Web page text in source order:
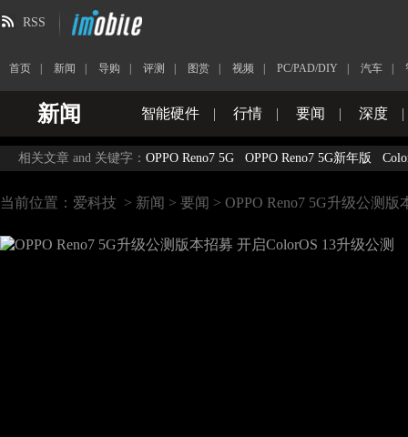
RSS
首页 新闻 导购 评测 图赏 视频 PC/PAD/DIY 汽车
新闻 智能硬件 | 行情 | 要闻 | 深度 |
相关文章 and 关键字： OPPO Reno7 5G OPPO Reno7 5G新年版
当前位置： 爱科技 > 新闻 > 要闻 > OPPO Reno7 5G升级公测